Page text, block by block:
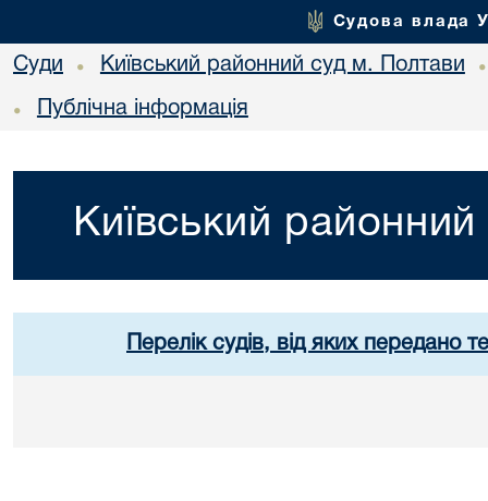
Судова влада
Суди • Київський районний суд м. Полтави •
• Публічна інформація
Київський
Перелік судів, від яких передано